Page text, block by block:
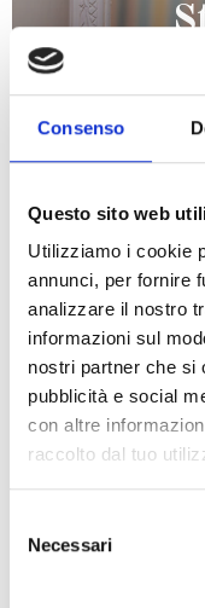
Consenso
Questo sito web
Utilizziamo i cookie
annunci, per fornire
analizzare il nostro
informazioni sul
nostri partner che si
pubblicità e social
con altre
raccolto dal tuo
delNecessari
Un’eleganza